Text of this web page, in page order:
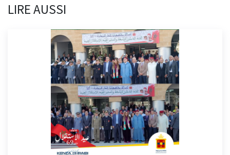
LIRE AUSSI